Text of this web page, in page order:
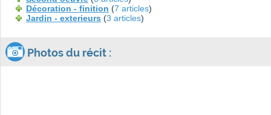
Décoration - finition (7 articles)
Jardin - exterieurs (3 articles)
Photos du récit :